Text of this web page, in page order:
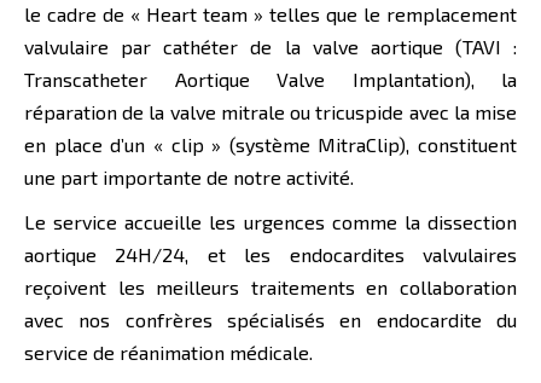
le cadre de « Heart team » telles que le remplacement
valvulaire par cathéter de la valve aortique (TAVI :
Transcatheter Aortique Valve Implantation), la
réparation de la valve mitrale ou tricuspide avec la mise
en place d’un « clip » (système MitraClip), constituent
une part importante de notre activité.
Le service accueille les urgences comme la dissection
aortique 24H/24, et les endocardites valvulaires
reçoivent les meilleurs traitements en collaboration
avec nos confrères spécialisés en endocardite du
service de réanimation médicale.